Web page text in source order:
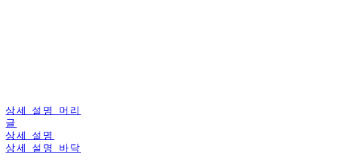
상세 설명 머리
글
상세 설명
상세 설명 바닥